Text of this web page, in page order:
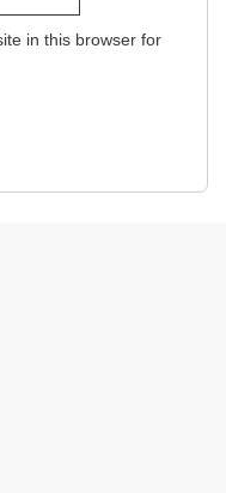
in this browser for